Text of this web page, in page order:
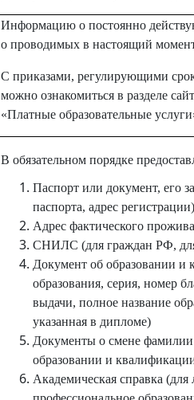
Информацию о постоянно
о проводимых в настоящий
С приказами, регулирующими
можно ознакомиться в разделе
«Платные образовательные
В обязательном порядке
Паспорт или документ, его
паспорта, адрес регистрации)
Адрес фактического
СНИЛС (для граждан РФ,
Документ об образовании и
образования, серия, номер
выдачи, полное название
указанная в дипломе)
Документы о смене
образовании и
Академическая справка